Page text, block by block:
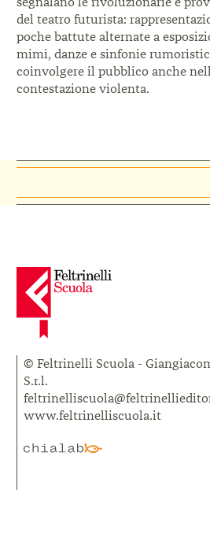
del teatro futurista:
poche battute alternate a
mimi, danze e sinfonie
coinvolgere il pubblico anche
contestazione violenta.
© Feltrinelli Scuola -
S.r.l.
www.feltrinelliscuola.it